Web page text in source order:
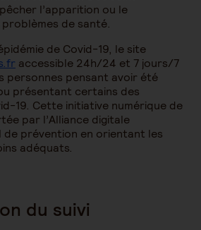
l’apparition ou le
de santé.
de Covid-19, le site
accessible 24h/24 et 7 jours/7
personnes pensant avoir été
présentant certains des
19. Cette initiative numérique de
par l’Alliance digitale
prévention en orientant les
adéquats.
du suivi